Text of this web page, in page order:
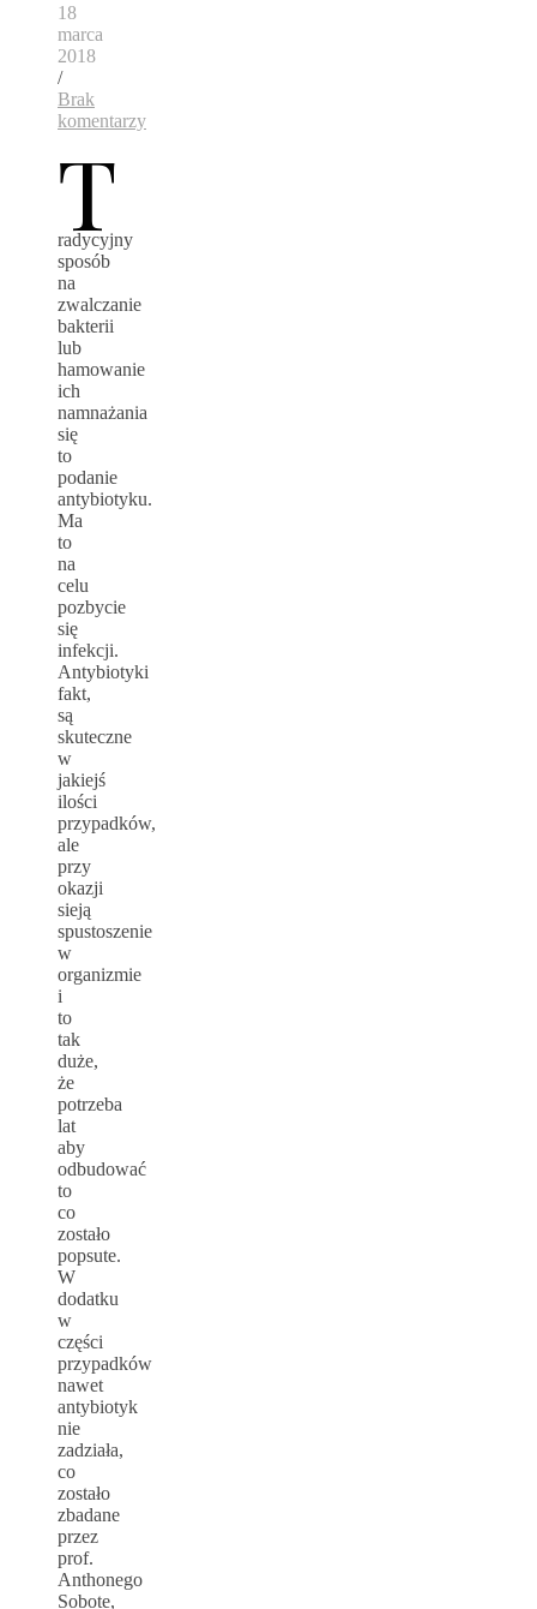
18
marca
2018
/
Brak
komentarzy
T
radycyjny
sposób
na
zwalczanie
bakterii
lub
hamowanie
ich
namnażania
się
to
podanie
antybiotyku.
Ma
to
na
celu
pozbycie
się
infekcji.
Antybiotyki
fakt,
są
skuteczne
w
jakiejś
ilości
przypadków,
ale
przy
okazji
sieją
spustoszenie
w
organizmie
i
to
tak
duże,
że
potrzeba
lat
aby
odbudować
to
co
zostało
popsute.
W
dodatku
w
części
przypadków
nawet
antybiotyk
nie
zadziała,
co
zostało
zbadane
przez
prof.
Anthonego
Sobote,